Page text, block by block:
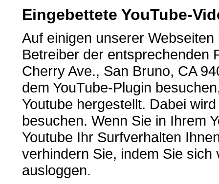
Eingebettete YouTube-
Auf einigen unserer
Betreiber der entsprechenden
Cherry Ave., San Bruno, CA
dem YouTube-Plugin
Youtube hergestellt. Dabei
besuchen. Wenn Sie in Ihrem
Youtube Ihr Surfverhalten
verhindern Sie, indem Sie
ausloggen.